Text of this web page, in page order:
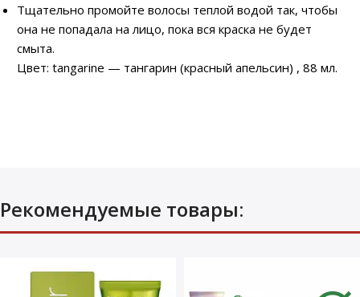
Тщательно промойте волосы теплой водой так, чтобы
она не попадала на лицо, пока вся краска не будет
смыта.
Цвет: tangarine — тангарин (красный апельсин) , 88 мл.
Рекомендуемые товары: